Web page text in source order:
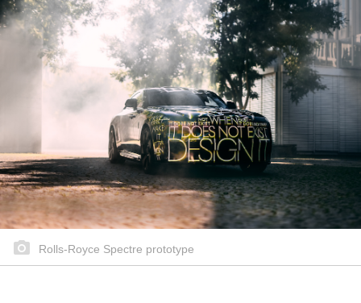
Rolls-Royce Spectre prototype